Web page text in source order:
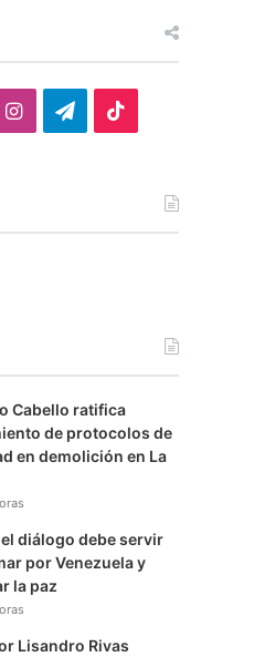
I
r
a
m
T
a
m
Cabello ratifica
de protocolos de
en demolición en La
diálogo debe servir
por Venezuela y
la paz
Lisandro Rivas